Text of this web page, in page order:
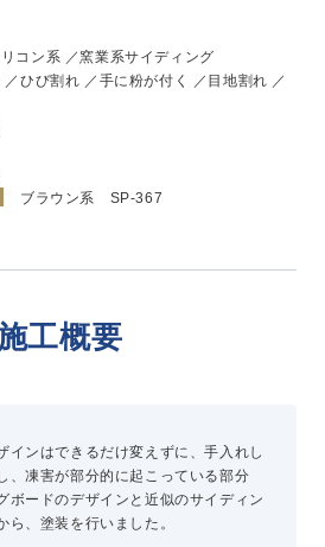
ト
コン系 ／窯業系サイディング
／ひび割れ ／手に粉が付く ／目地割れ ／
ブラウン系 SP-367
工概要
インはできるだけ変えずに、手入れし
、凍害が部分的に起こっている部分
ボードのデザインと近似のサイディン
ら、塗装を行いました。